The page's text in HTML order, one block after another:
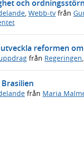
och
, Webb-tv från
reformen
från Regeringen
från Maria